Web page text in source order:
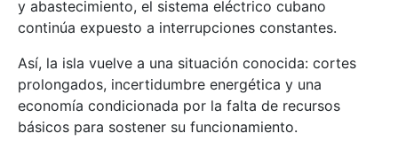
y abastecimiento, el sistema eléctrico cubano
continúa expuesto a interrupciones constantes.
Así, la isla vuelve a una situación conocida: cortes
prolongados, incertidumbre energética y una
economía condicionada por la falta de recursos
básicos para sostener su funcionamiento.